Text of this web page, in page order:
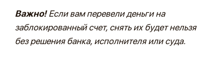
Важно!Если вам перевели деньги на
заблокированный счет, снять их будет нельзя
без решения банка, исполнителя или суда.